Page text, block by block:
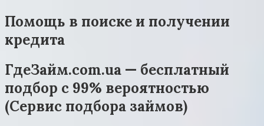
Помощь в поиске и получении
кредита
ГдеЗайм.com.ua — бесплатный
подбор с 99% вероятностью
(Сервис подбора займов)